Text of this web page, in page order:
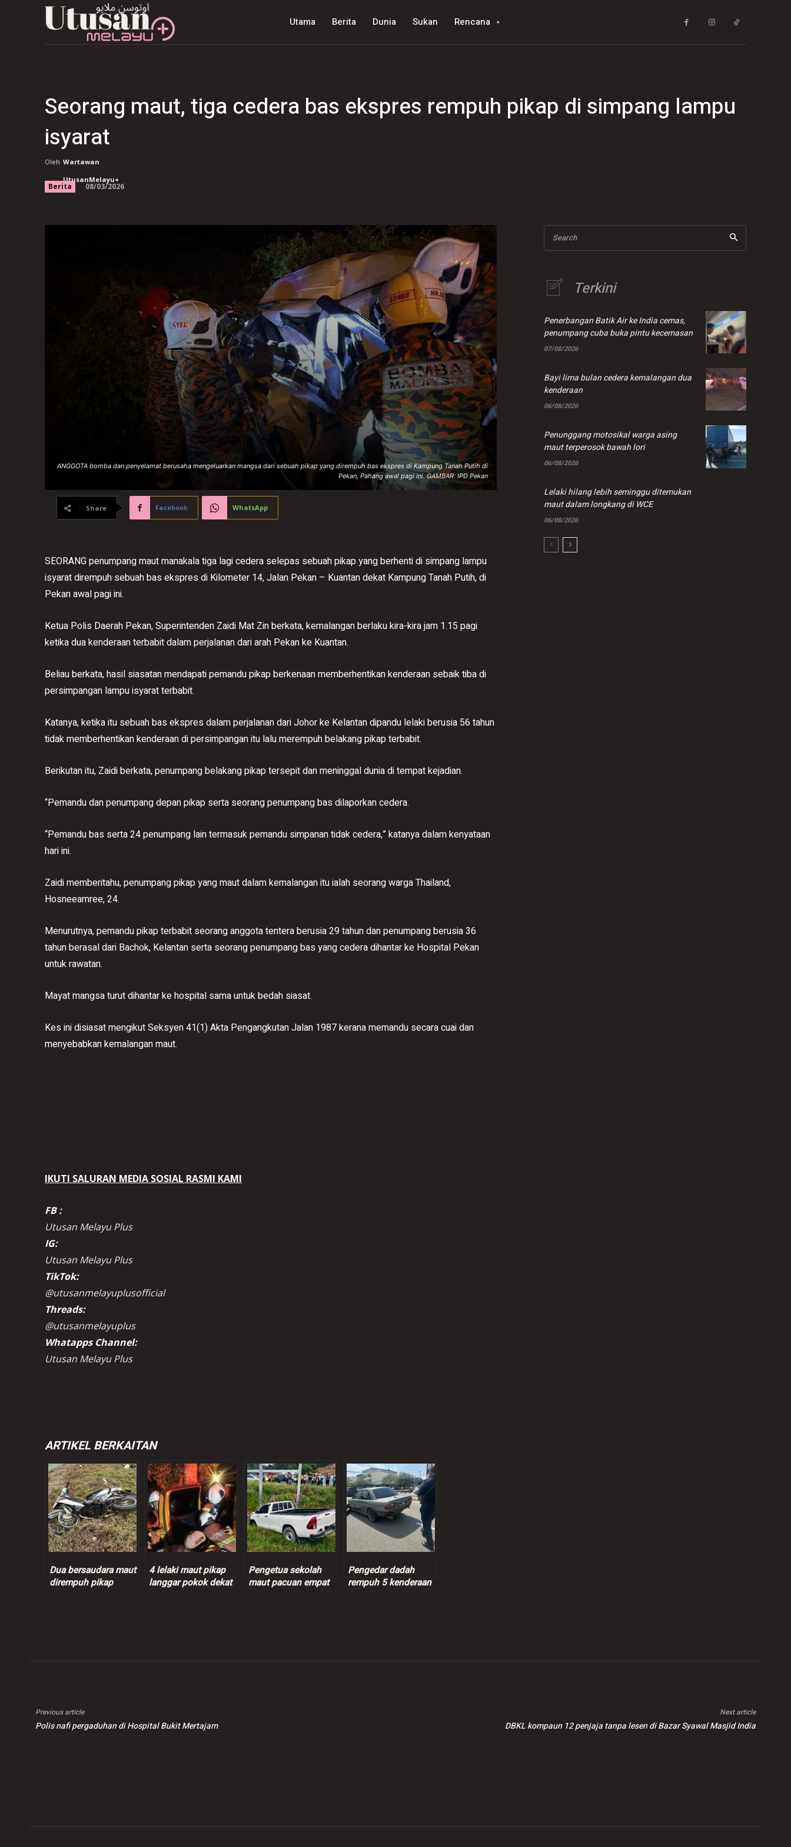
Utama Berita Dunia Sukan Rencana
Seorang maut, tiga cedera bas ekspres rempuh pikap di simpang lampu
isyarat
Oleh Wartawan
UtusanMelayu+
Berita 08/03/2026
ANGGOTA bomba dan penyelamat berusaha mengeluarkan mangsa dari sebuah pikap yang dirempuh bas ekspres di Kampung Tanah Putih di
Pekan, Pahang awal pagi ini. GAMBAR: IPD Pekan
Share Facebook WhatsApp
SEORANG penumpang maut manakala tiga lagi cedera selepas sebuah pikap yang berhenti di simpang lampu
isyarat dirempuh sebuah bas ekspres di Kilometer 14, Jalan Pekan – Kuantan dekat Kampung Tanah Putih, di
Pekan awal pagi ini.
Ketua Polis Daerah Pekan, Superintenden Zaidi Mat Zin berkata, kemalangan berlaku kira-kira jam 1.15 pagi
ketika dua kenderaan terbabit dalam perjalanan dari arah Pekan ke Kuantan.
Beliau berkata, hasil siasatan mendapati pemandu pikap berkenaan memberhentikan kenderaan sebaik tiba di
persimpangan lampu isyarat terbabit.
Katanya, ketika itu sebuah bas ekspres dalam perjalanan dari Johor ke Kelantan dipandu lelaki berusia 56 tahun
tidak memberhentikan kenderaan di persimpangan itu lalu merempuh belakang pikap terbabit.
Berikutan itu, Zaidi berkata, penumpang belakang pikap tersepit dan meninggal dunia di tempat kejadian.
“Pemandu dan penumpang depan pikap serta seorang penumpang bas dilaporkan cedera.
“Pemandu bas serta 24 penumpang lain termasuk pemandu simpanan tidak cedera,” katanya dalam kenyataan
hari ini.
Zaidi memberitahu, penumpang pikap yang maut dalam kemalangan itu ialah seorang warga Thailand,
Hosneeamree, 24.
Menurutnya, pemandu pikap terbabit seorang anggota tentera berusia 29 tahun dan penumpang berusia 36
tahun berasal dari Bachok, Kelantan serta seorang penumpang bas yang cedera dihantar ke Hospital Pekan
untuk rawatan.
Mayat mangsa turut dihantar ke hospital sama untuk bedah siasat.
Kes ini disiasat mengikut Seksyen 41(1) Akta Pengangkutan Jalan 1987 kerana memandu secara cuai dan
menyebabkan kemalangan maut.
IKUTI SALURAN MEDIA SOSIAL RASMI KAMI
FB :
Utusan Melayu Plus
IG:
Utusan Melayu Plus
TikTok:
@utusanmelayuplusofficial
Threads:
@utusanmelayuplus
Whatapps Channel:
Utusan Melayu Plus
ARTIKEL BERKAITAN
Dua bersaudara maut
dirempuh pikap
4 lelaki maut pikap
langgar pokok dekat
Pengetua sekolah
maut pacuan empat
Pengedar dadah
rempuh 5 kenderaan
Search
Terkini
Penerbangan Batik Air ke India cemas,
penumpang cuba buka pintu kecemasan
07/08/2026
Bayi lima bulan cedera kemalangan dua
kenderaan
06/08/2026
Penunggang motosikal warga asing
maut terperosok bawah lori
06/08/2026
Lelaki hilang lebih seminggu ditemukan
maut dalam longkang di WCE
06/08/2026
Previous article
Polis nafi pergaduhan di Hospital Bukit Mertajam
Next article
DBKL kompaun 12 penjaja tanpa lesen di Bazar Syawal Masjid India